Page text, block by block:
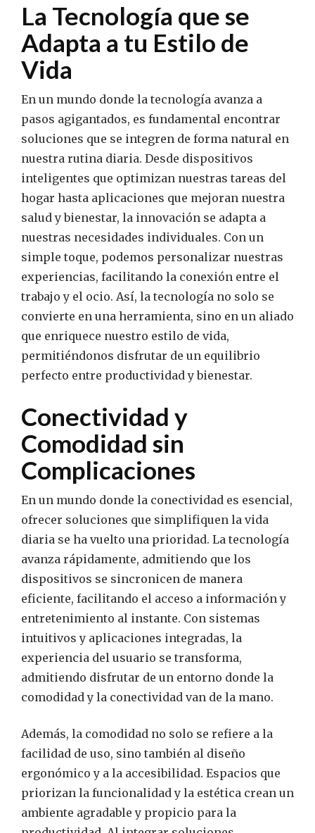
La Tecnología que se
Adapta a tu Estilo de
Vida
En un mundo donde la tecnología avanza a
pasos agigantados, es fundamental encontrar
soluciones que se integren de forma natural en
nuestra rutina diaria. Desde dispositivos
inteligentes que optimizan nuestras tareas del
hogar hasta aplicaciones que mejoran nuestra
salud y bienestar, la innovación se adapta a
nuestras necesidades individuales. Con un
simple toque, podemos personalizar nuestras
experiencias, facilitando la conexión entre el
trabajo y el ocio. Así, la tecnología no solo se
convierte en una herramienta, sino en un aliado
que enriquece nuestro estilo de vida,
permitiéndonos disfrutar de un equilibrio
perfecto entre productividad y bienestar.
Conectividad y
Comodidad sin
Complicaciones
En un mundo donde la conectividad es esencial,
ofrecer soluciones que simplifiquen la vida
diaria se ha vuelto una prioridad. La tecnología
avanza rápidamente, admitiendo que los
dispositivos se sincronicen de manera
eficiente, facilitando el acceso a información y
entretenimiento al instante. Con sistemas
intuitivos y aplicaciones integradas, la
experiencia del usuario se transforma,
admitiendo disfrutar de un entorno donde la
comodidad y la conectividad van de la mano.
Además, la comodidad no solo se refiere a la
facilidad de uso, sino también al diseño
ergonómico y a la accesibilidad. Espacios que
priorizan la funcionalidad y la estética crean un
ambiente agradable y propicio para la